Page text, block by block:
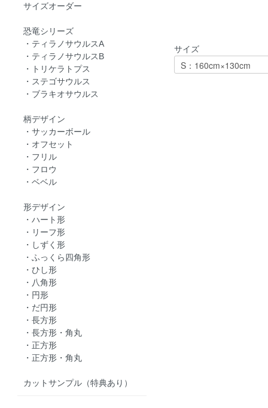
サイズ
サイズオーダー
恐竜シリーズ
・ティラノサウルスA
・ティラノサウルスB
・トリケラトプス
・ステゴサウルス
・ブラキオサウルス
柄デザイン
・サッカーボール
・オフセット
・フリル
・フロウ
・ベベル
形デザイン
・ハート形
・リーフ形
・しずく形
・ふっくら四角形
・ひし形
・八角形
・円形
・だ円形
・長方形
・長方形・角丸
・正方形
・正方形・角丸
カットサンプル（特典あり）